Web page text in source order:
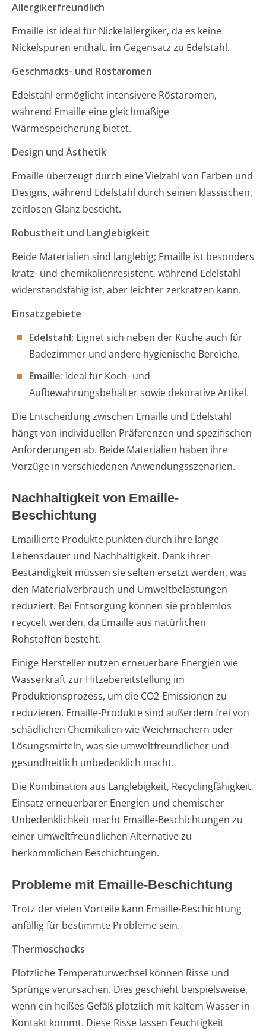
Allergikerfreundlich
Emaille ist ideal für Nickelallergiker, da es keine
Nickelspuren enthält, im Gegensatz zu Edelstahl.
Geschmacks- und Röstaromen
Edelstahl ermöglicht intensivere Röstaromen,
während Emaille eine gleichmäßige
Wärmespeicherung bietet.
Design und Ästhetik
Emaille überzeugt durch eine Vielzahl von Farben und
Designs, während Edelstahl durch seinen klassischen,
zeitlosen Glanz besticht.
Robustheit und Langlebigkeit
Beide Materialien sind langlebig; Emaille ist besonders
kratz- und chemikalienresistent, während Edelstahl
widerstandsfähig ist, aber leichter zerkratzen kann.
Einsatzgebiete
Edelstahl: Eignet sich neben der Küche auch für
Badezimmer und andere hygienische Bereiche.
Emaille: Ideal für Koch- und
Aufbewahrungsbehälter sowie dekorative Artikel.
Die Entscheidung zwischen Emaille und Edelstahl
hängt von individuellen Präferenzen und spezifischen
Anforderungen ab. Beide Materialien haben ihre
Vorzüge in verschiedenen Anwendungsszenarien.
Nachhaltigkeit von Emaille-
Beschichtung
Emaillierte Produkte punkten durch ihre lange
Lebensdauer und Nachhaltigkeit. Dank ihrer
Beständigkeit müssen sie selten ersetzt werden, was
den Materialverbrauch und Umweltbelastungen
reduziert. Bei Entsorgung können sie problemlos
recycelt werden, da Emaille aus natürlichen
Rohstoffen besteht.
Einige Hersteller nutzen erneuerbare Energien wie
Wasserkraft zur Hitzebereitstellung im
Produktionsprozess, um die CO2-Emissionen zu
reduzieren. Emaille-Produkte sind außerdem frei von
schädlichen Chemikalien wie Weichmachern oder
Lösungsmitteln, was sie umweltfreundlicher und
gesundheitlich unbedenklich macht.
Die Kombination aus Langlebigkeit, Recyclingfähigkeit,
Einsatz erneuerbarer Energien und chemischer
Unbedenklichkeit macht Emaille-Beschichtungen zu
einer umweltfreundlichen Alternative zu
herkömmlichen Beschichtungen.
Probleme mit Emaille-Beschichtung
Trotz der vielen Vorteile kann Emaille-Beschichtung
anfällig für bestimmte Probleme sein.
Thermoschocks
Plötzliche Temperaturwechsel können Risse und
Sprünge verursachen. Dies geschieht beispielsweise,
wenn ein heißes Gefäß plötzlich mit kaltem Wasser in
Kontakt kommt. Diese Risse lassen Feuchtigkeit